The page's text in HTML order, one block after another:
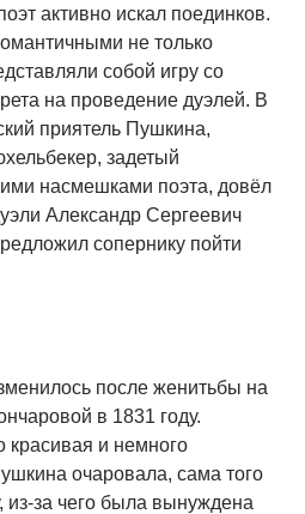
активно искал поединков.
не только
собой игру со
на проведение дуэлей. В
приятель Пушкина,
задетый
насмешками поэта, довёл
Александр Сергеевич
сопернику пойти
после женитьбы на
в 1831 году.
красивая и немного
очаровала, сама того
из-за чего была вынуждена